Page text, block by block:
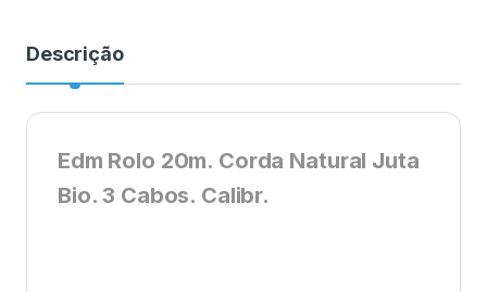
Descrição
Edm Rolo 20m. Corda Natural Juta
Bio. 3 Cabos. Calibr.